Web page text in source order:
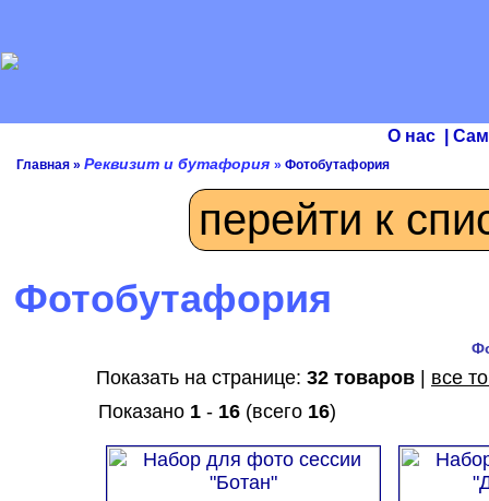
О нас
Главная » Реквизит и бутафория » Фотобутафория
перейти к
Фотобутафория
Показать на странице: 32 товаров
все
Показано 1 - 16 (всего 16)